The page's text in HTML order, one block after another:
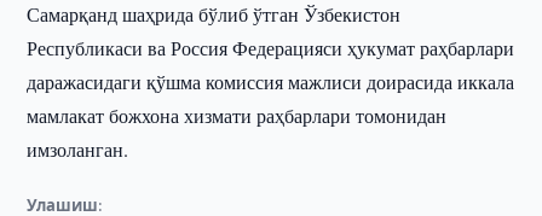
Самарқанд шаҳрида бўлиб ўтган Ўзбекистон
Республикаси ва Россия Федерацияси ҳукумат раҳбарлари
даражасидаги қўшма комиссия мажлиси доирасида иккала
мамлакат божхона хизмати раҳбарлари томонидан
имзоланган.
Улашиш: